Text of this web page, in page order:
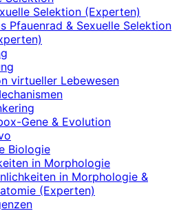
Selektion (Experten)
Pfauenrad & Sexuelle Selektion
virtueller Lebewesen
Gene & Evolution
Biologie
in Morphologie
in Morphologie &
(Experten)